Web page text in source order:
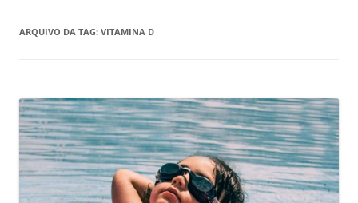
ARQUIVO DA TAG: VITAMINA D